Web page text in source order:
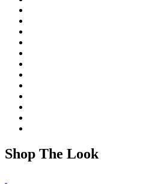
Shop The Look